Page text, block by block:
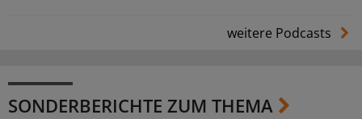
weitere Podcasts
SONDERBERICHTE ZUM THEMA